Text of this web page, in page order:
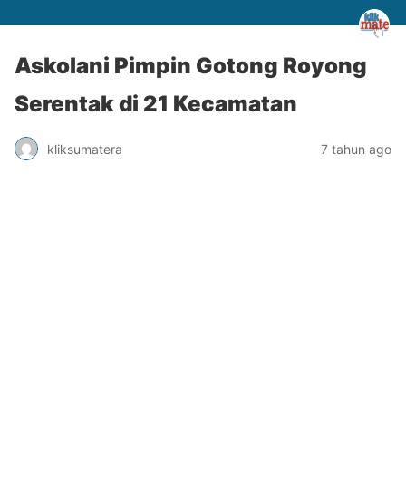
Askolani Pimpin Gotong Royong
Serentak di 21 Kecamatan
kliksumatera 7 tahun ago